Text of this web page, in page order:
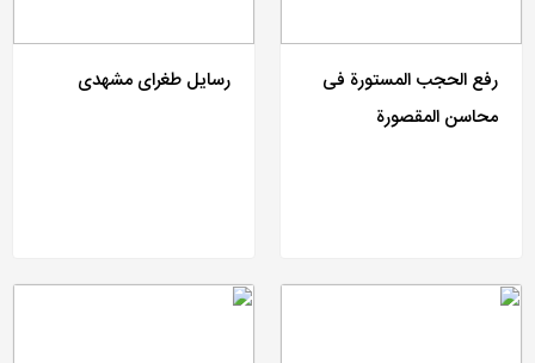
رفع الحجب المستورة فی
محاسن المقصورة
رسایل طغرای مشهدی